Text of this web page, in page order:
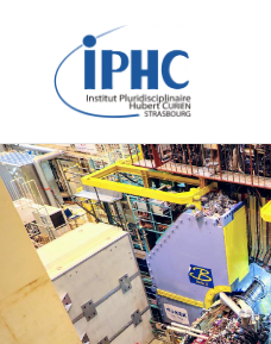
Institut
Curien – IPHC